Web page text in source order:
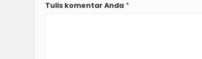
Tulis komentar Anda *